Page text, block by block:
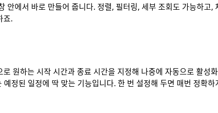
에서 바로 만들어 줍니다. 정렬, 필터링, 세부 조회도 가능하고,
죠.
원하는 시작 시간과 종료 시간을 지정해 나중에 자동으로 활성
정된 일정에 딱 맞는 기능입니다. 한 번 설정해 두면 매번 정확